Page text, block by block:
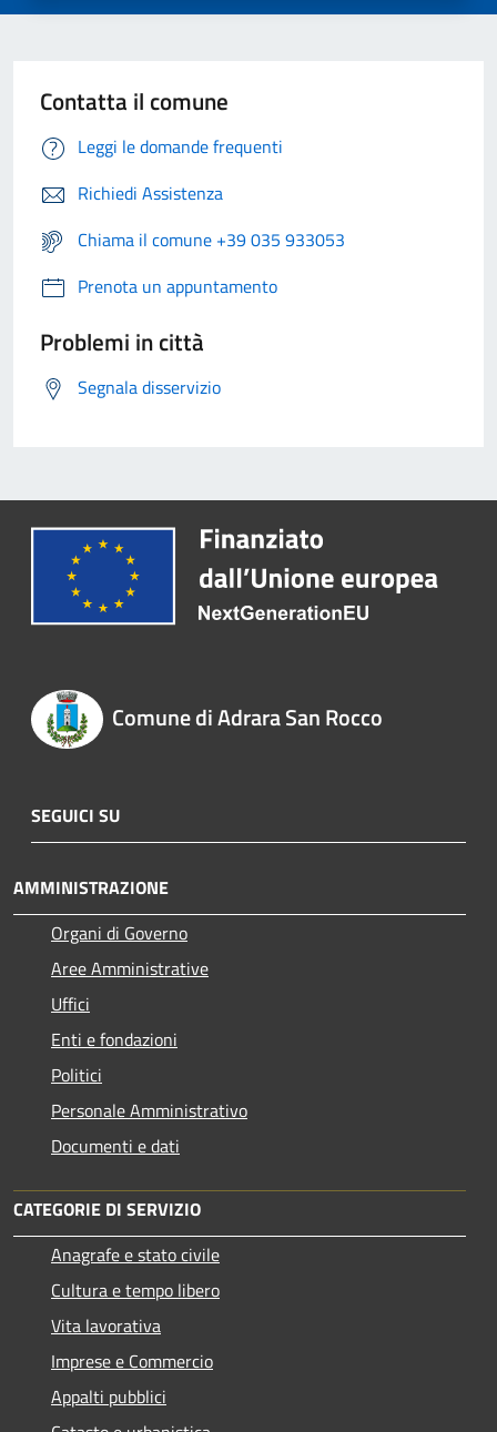
Contatta il comune
Leggi le domande frequenti
Richiedi Assistenza
Chiama il comune +39 035 933053
Prenota un appuntamento
Problemi in città
Segnala disservizio
Comune di Adrara San Rocco
SEGUICI SU
AMMINISTRAZIONE
Organi di Governo
Aree Amministrative
Uffici
Enti e fondazioni
Politici
Personale Amministrativo
Documenti e dati
CATEGORIE DI SERVIZIO
Anagrafe e stato civile
Cultura e tempo libero
Vita lavorativa
Imprese e Commercio
Appalti pubblici